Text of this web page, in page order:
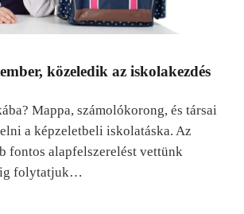
közeledik az iskolakezdés
Mappa, számolókorong, és társai
a képzeletbeli iskolatáska. Az
fontos alapfelszerelést vettünk
folytatjuk…